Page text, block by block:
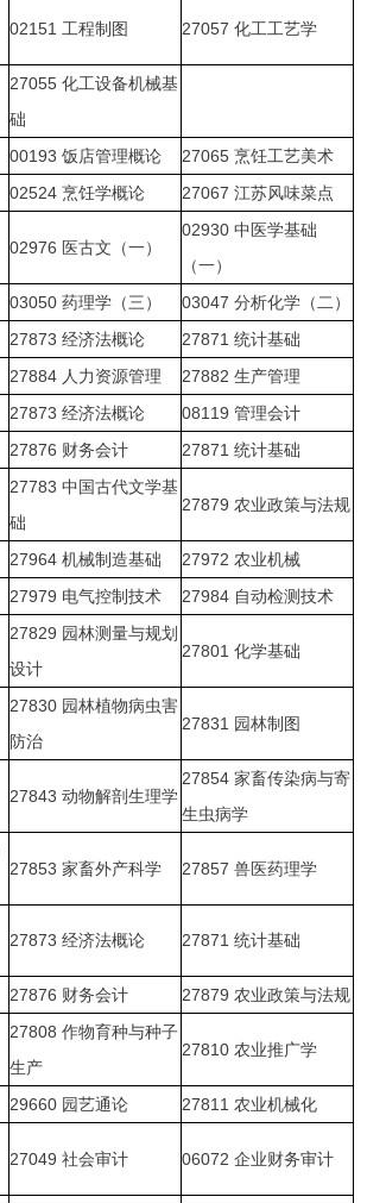
02151 工程制图 27057 化工工艺学
27055 化工设备机械基
础
00193 饭店管理概论 27065 烹饪工艺美术
02524 烹饪学概论 27067 江苏风味菜点
02976 医古文（一）
02930 中医学基础
（一）
03050 药理学（三） 03047 分析化学（二）
27873 经济法概论 27871 统计基础
27884 人力资源管理 27882 生产管理
27873 经济法概论 08119 管理会计
27876 财务会计 27871 统计基础
27783 中国古代文学基
础
27879 农业政策与法规
27964 机械制造基础 27972 农业机械
27979 电气控制技术 27984 自动检测技术
27829 园林测量与规划
设计
27801 化学基础
27830 园林植物病虫害
防治
27831 园林制图
27843 动物解剖生理学
27854 家畜传染病与寄
生虫病学
27853 家畜外产科学 27857 兽医药理学
27873 经济法概论 27871 统计基础
27876 财务会计 27879 农业政策与法规
27808 作物育种与种子
生产
27810 农业推广学
29660 园艺通论 27811 农业机械化
27049 社会审计 06072 企业财务审计